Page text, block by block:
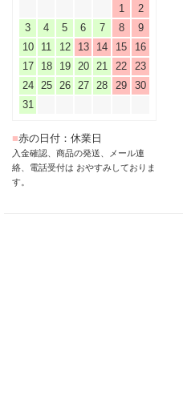
1
2
3
4 5 6 7 8
9
10
11 12 13 14 15
16
17
18 19 20 21 22
23
24
25 26 27 28 29
30
31
■赤の日付：休業日
入金確認、商品の発送、メール連
絡、電話受付は おやすみしておりま
す。